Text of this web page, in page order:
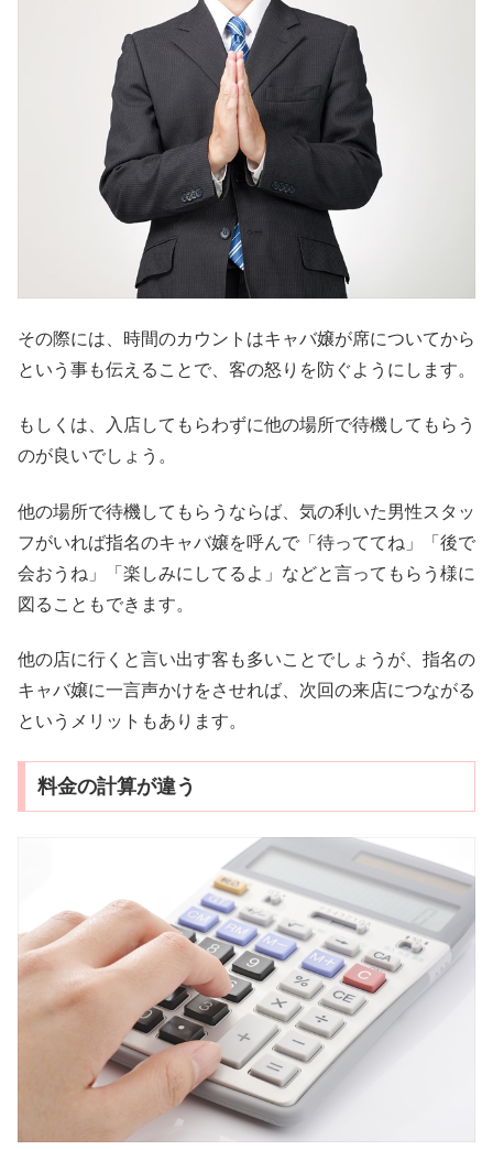
その際には、時間のカウントはキャバ嬢が席についてから
という事も伝えることで、客の怒りを防ぐようにします。
もしくは、入店してもらわずに他の場所で待機してもらう
のが良いでしょう。
他の場所で待機してもらうならば、気の利いた男性スタッ
フがいれば指名のキャバ嬢を呼んで「待っててね」「後で
会おうね」「楽しみにしてるよ」などと言ってもらう様に
図ることもできます。
他の店に行くと言い出す客も多いことでしょうが、指名の
キャバ嬢に一言声かけをさせれば、次回の来店につながる
というメリットもあります。
料金の計算が違う